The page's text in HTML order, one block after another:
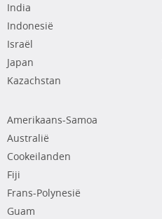
India
Indonesië
Israël
Japan
Kazachstan
Amerikaans-Samoa
Australië
Cookeilanden
Fiji
Frans-Polynesië
Guam